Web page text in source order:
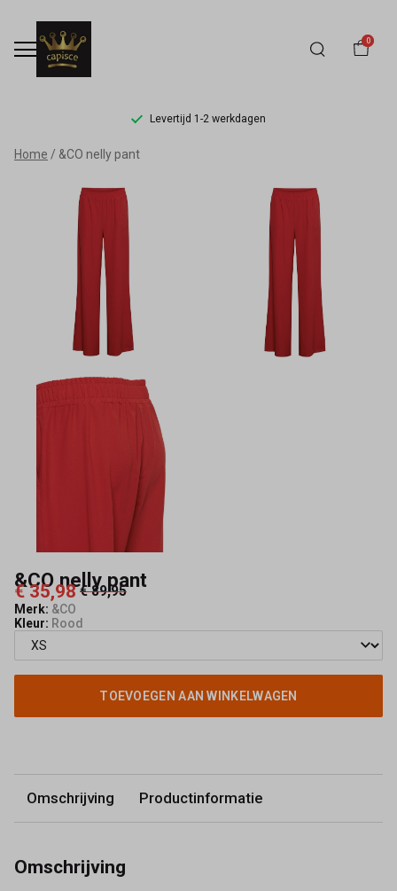
0
Levertijd 1-2 werkdagen
&CO
Capisce
Mode
Home &CO nelly pant
&CO nelly pant
€ 35,98 € 89,95
Merk: &CO
Kleur: Rood
TOEVOEGEN AAN WINKELWAGEN
Omschrijving Productinformatie
Omschrijving